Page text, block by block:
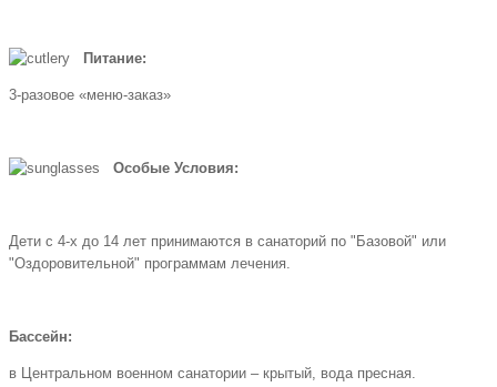
Питание:
3-разовое «меню-заказ»
Особые Условия:
Дети с 4-х до 14 лет принимаются в санаторий по "Базовой" или
"Оздоровительной" программам лечения.
Бассейн:
в Центральном военном санатории – крытый, вода пресная.